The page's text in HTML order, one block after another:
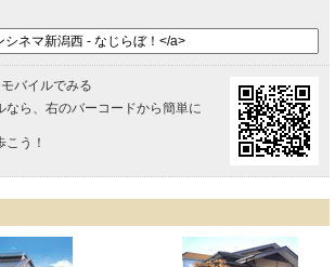
バイルでみる
なら、右のバーコードから簡単に
う！